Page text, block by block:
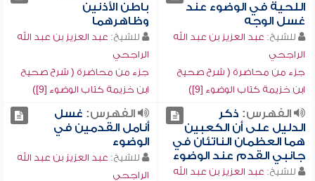
اللحية في الوضوء عند
غسل الوجه
للشيخ: عبد العزيز بن عبد الله
الراجحي
جزء من محاضرة ( شرح صحيح
ابن خزيمة كتاب الوضوء [9])
باطن الأذنين
وظاهرهما
للشيخ: عبد العزيز بن عبد الله
الراجحي
جزء من محاضرة ( شرح صحيح
ابن خزيمة كتاب الوضوء [9])
الفهرس: ذكر
الدليل على أن الكعبين
هما العظمان الناتئان في
جانبي القدم عند الوضوء
للشيخ: عبد العزيز بن عبد الله
الفهرس: غسل
أنامل القدمين في
الوضوء
للشيخ: عبد العزيز بن عبد الله
الراجحي